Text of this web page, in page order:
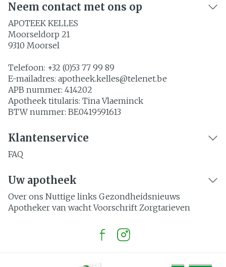
Neem contact met ons op
APOTEEK KELLES
Moorseldorp 21
9310 Moorsel
Telefoon: +32 (0)53 77 99 89
E-mailadres: apotheek.kelles@telenet.be
APB nummer: 414202
Apotheek titularis: Tina Vlaeminck
BTW nummer: BE0419591613
Klantenservice
FAQ
Uw apotheek
Over ons Nuttige links Gezondheidsnieuws
Apotheker van wacht Voorschrift Zorgtarieven